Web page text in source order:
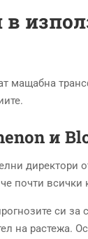
мащабна
и
почти
си за
на растежа.